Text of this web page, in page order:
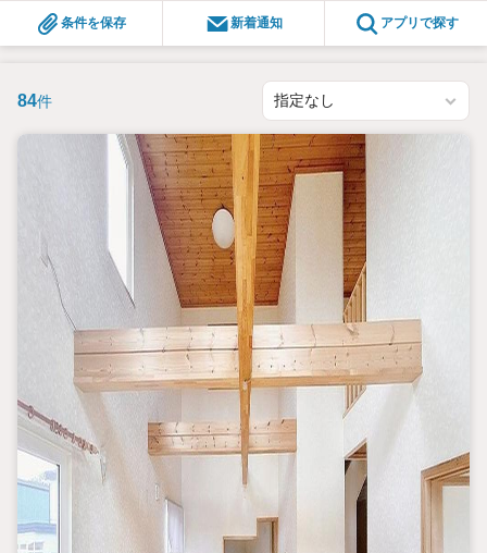
条件を保存 新着通知 アプリで探す
84件